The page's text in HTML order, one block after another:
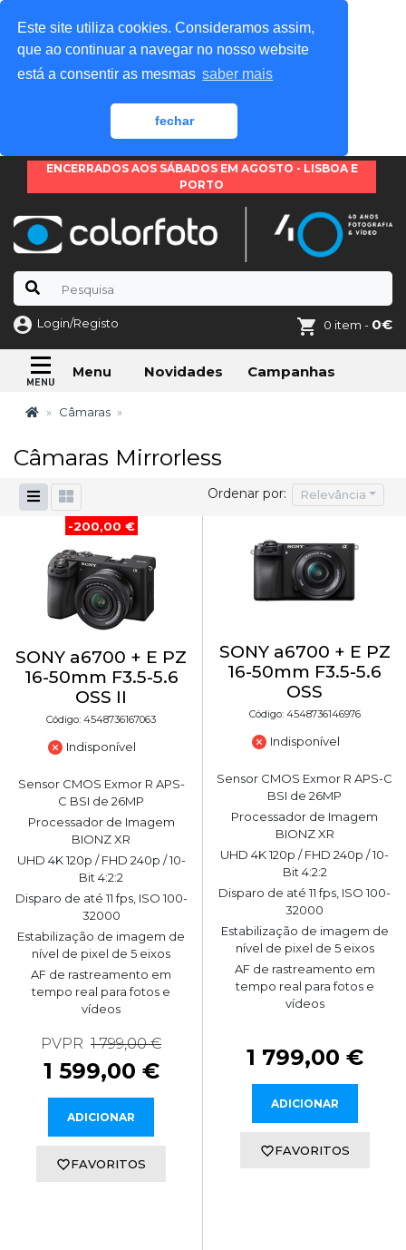
Este site utiliza cookies. Consideramos assim,
que ao continuar a navegar no nosso website
está a consentir as mesmas saber mais
fechar
ENCERRADOS AOS SÁBADOS EM AGOSTO - LISBOA E
PORTO
Login/Registo 0 item - 0€
Menu Novidades Campanhas
Câmaras
Câmaras Mirrorless
Ordenar por: Relevância
-200,00 €
SONY a6700 + E PZ
16-50mm F3.5-5.6
OSS II
Código: 4548736167063
Indisponível
Sensor CMOS Exmor R APS-
C BSI de 26MP
Processador de Imagem
BIONZ XR
UHD 4K 120p / FHD 240p / 10-
Bit 4:2:2
Disparo de até 11 fps, ISO 100-
32000
Estabilização de imagem de
nível de pixel de 5 eixos
AF de rastreamento em
tempo real para fotos e
vídeos
PVPR 1 799,00 €
1 599,00 €
ADICIONAR
FAVORITOS
SONY a6700 + E PZ
16-50mm F3.5-5.6
OSS
Código: 4548736146976
Indisponível
Sensor CMOS Exmor R APS-C
BSI de 26MP
Processador de Imagem
BIONZ XR
UHD 4K 120p / FHD 240p / 10-
Bit 4:2:2
Disparo de até 11 fps, ISO 100-
32000
Estabilização de imagem de
nível de pixel de 5 eixos
AF de rastreamento em
tempo real para fotos e
vídeos
1 799,00 €
ADICIONAR
FAVORITOS